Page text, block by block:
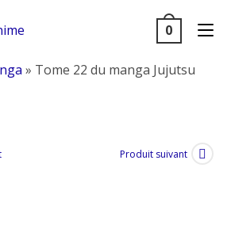
0
» Tome 22 du manga Jujutsu
Produit suivant